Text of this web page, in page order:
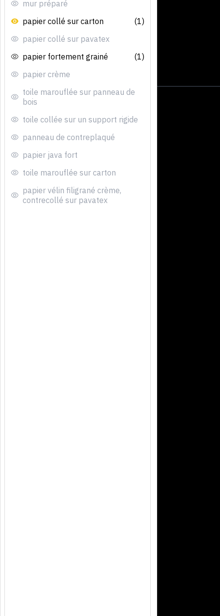
mur préparé
papier collé sur carton
(1)
papier collé sur pavatex
papier fortement grainé
(1)
papier crème
toile marouflée sur panneau de
bois
toile collée sur un support rigide
panneau de contreplaqué
papier java fort
toile marouflée sur carton
papier vélin filigrané crème,
contrecollé sur pavatex